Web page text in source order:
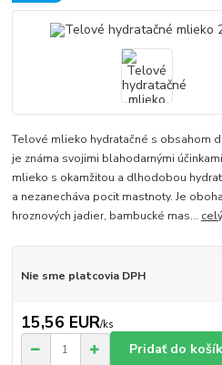
Telové mlieko hydratačné s obsahom
je známa svojimi blahodarnými
mlieko s okamžitou a dlhodobou
a nezanecháva pocit mastnoty. Je
hroznových jadier, bambucké mas...
Nie sme platcovia DPH
15,56 EUR/ks
Pridať do